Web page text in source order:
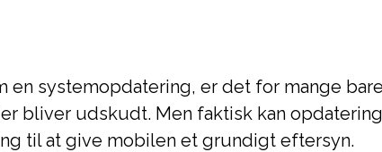
en systemopdatering, er det for mange bare
bliver udskudt. Men faktisk kan
til at give mobilen et grundigt eftersyn.